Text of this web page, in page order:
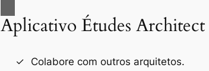
Aplicativo Études Architect
Colabore com outros arquitetos.